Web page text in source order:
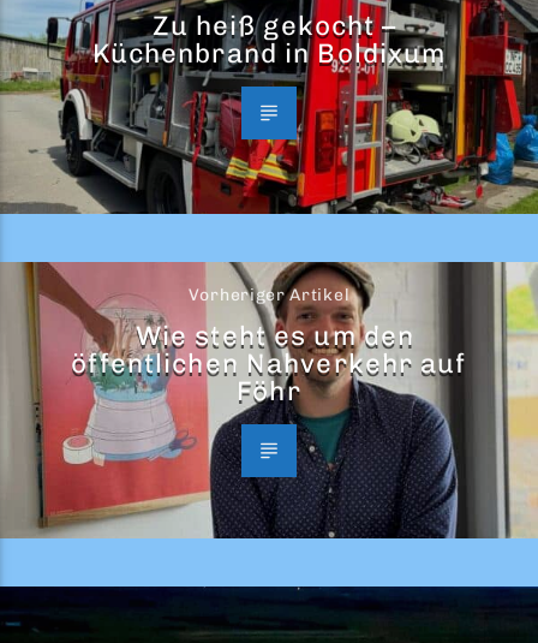
Zu heiß gekocht –
Küchenbrand in Boldixum
Vorheriger Artikel
Wie steht es um den
öffentlichen Nahverkehr auf
Föhr